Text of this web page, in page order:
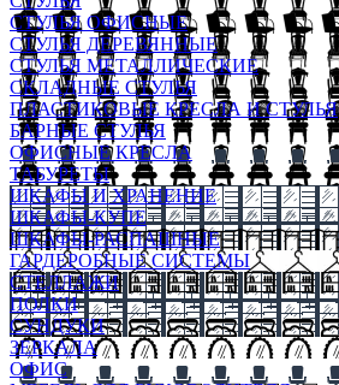
СТУЛЬЯ ОФИСНЫЕ
СТУЛЬЯ ДЕРЕВЯННЫЕ
СТУЛЬЯ МЕТАЛЛИЧЕСКИЕ
СКЛАДНЫЕ СТУЛЬЯ
ПЛАСТИКОВЫЕ КРЕСЛА И СТУЛЬЯ
БАРНЫЕ СТУЛЬЯ
ОФИСНЫЕ КРЕСЛА
ТАБУРЕТЫ
ШКАФЫ И ХРАНЕНИЕ
ШКАФЫ-КУПЕ
ШКАФЫ-РАСПАШНЫЕ
ГАРДЕРОБНЫЕ СИСТЕМЫ
СТЕЛЛАЖИ
ПОЛКИ
СУНДУКИ
ЗЕРКАЛА
ОФИС